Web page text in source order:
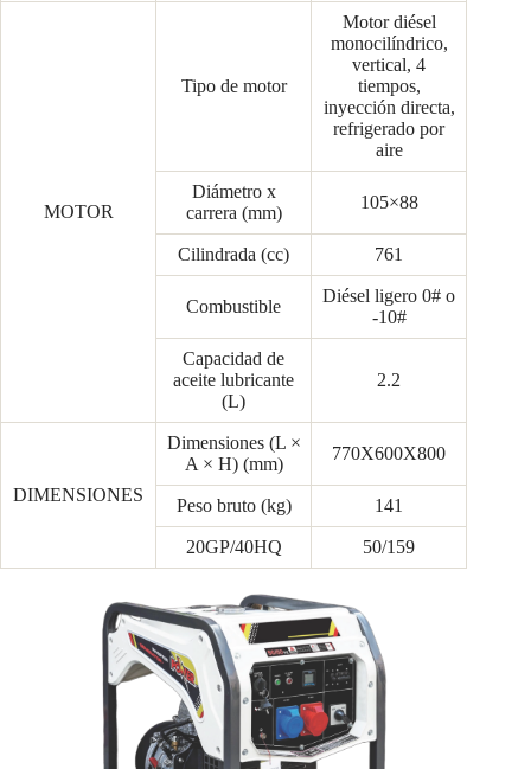
MOTOR
Tipo de motor
Motor diésel
monocilíndrico,
vertical, 4
tiempos,
inyección directa,
refrigerado por
aire
Diámetro x
carrera (mm)
105×88
Cilindrada (cc) 761
Combustible
Diésel ligero 0# o
-10#
Capacidad de
aceite lubricante
(L)
2.2
DIMENSIONES
Dimensiones (L ×
A × H) (mm)
770X600X800
Peso bruto (kg) 141
20GP/40HQ 50/159